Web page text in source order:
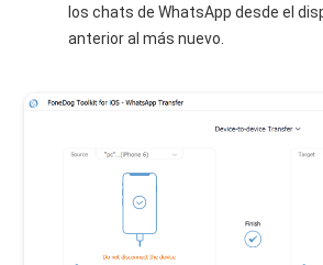
los chats de WhatsApp desde el
anterior al más nuevo.